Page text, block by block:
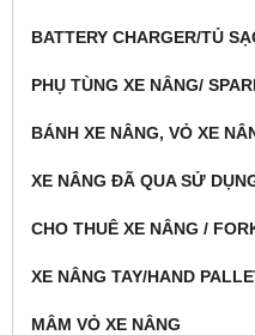
BATTERY CHARGER/TỦ
PHỤ TÙNG XE NÂNG/
BÁNH XE NÂNG, VỎ XE
XE NÂNG ĐÃ QUA SỬ
CHO THUÊ XE NÂNG /
XE NÂNG TAY/HAND
MÂM VỎ XE NÂNG